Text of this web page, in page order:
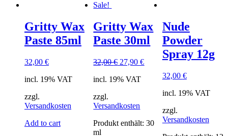
Gritty Wax
Paste 85ml
32,00 €
incl. 19% VAT
zzgl.
Versandkosten
Add to cart
Sale!
Gritty Wax
Paste 30ml
32,00€ 27,90€
incl. 19% VAT
zzgl.
Versandkosten
Produkt enthält: 30
ml
Nude
Powder
Spray 12g
32,00 €
incl. 19% VAT
zzgl.
Versandkosten